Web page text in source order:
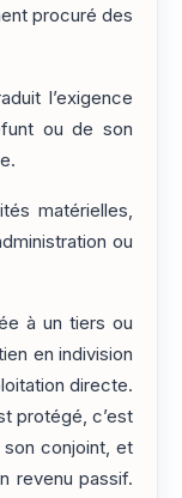
procuré des
l’exigence
ou de son
matérielles,
ou
à un tiers ou
en indivision
directe.
protégé, c’est
conjoint, et
revenu passif.